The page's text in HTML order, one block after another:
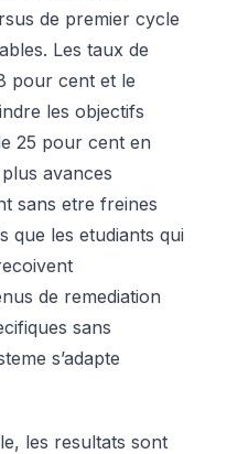
de premier cycle
Les taux de
pour cent et le
les objectifs
25 pour cent en
avances
sans etre freines
que les etudiants qui
de remediation
sans
s’adapte
les resultats sont